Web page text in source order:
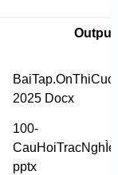
Output
2025 Docx
100-
pptx